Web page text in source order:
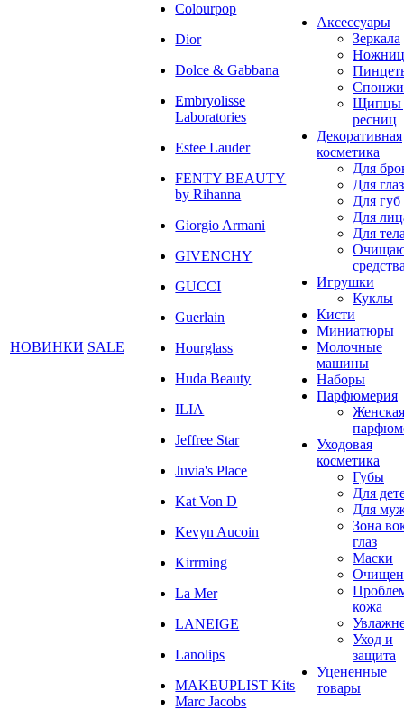
НОВИНКИ SALE
Colourpop
Dior
Dolce & Gabbana
Embryolisse
Laboratories
Estee Lauder
FENTY BEAUTY
by Rihanna
Giorgio Armani
GIVENCHY
GUCCI
Guerlain
Hourglass
Huda Beauty
ILIA
Jeffree Star
Juvia's Place
Kat Von D
Kevyn Aucoin
Kirrming
La Mer
LANEIGE
Lanolips
MAKEUPLIST Kits
Marc Jacobs
Аксессуары
Зеркала
Спонжи
Щипцы
ресниц
Декоративная
косметика
Для
Для глаз
Для губ
Для
Для
Игрушки
Куклы
Кисти
Миниатюры
Молочные
машины
Наборы
Парфюмерия
Женская
Уходовая
косметика
Губы
Для
Для
Зона
глаз
Маски
кожа
Уход и
защита
Уцененные
товары